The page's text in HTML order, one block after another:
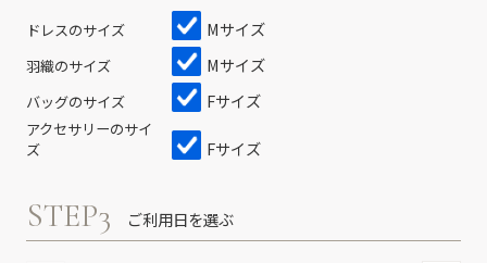
ドレスのサイズ Mサイズ
羽織のサイズ Mサイズ
バッグのサイズ Fサイズ
アクセサリーのサイ
ズ
Fサイズ
STEP3 ご利用日を選ぶ